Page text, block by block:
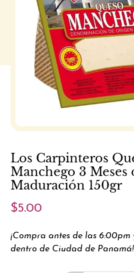
Los Carpinteros
Manchego 3 Meses
Maduración 150gr
$5.00
¡Compra antes de las 6:00pm
dentro de Ciudad de Panamá!